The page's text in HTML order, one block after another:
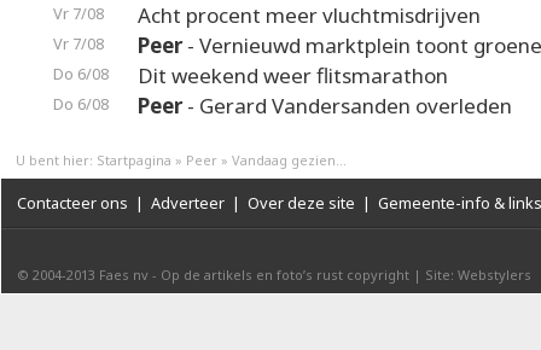
Vr 7/08 Acht procent meer vluchtmisdrijven
Vr 7/08 Peer- Vernieuwd marktplein toont
Do 6/08 Dit weekend weer flitsmarathon
Do 6/08 Peer- Gerard Vandersanden overleden
U bent hier: Startpagina » Peer » Vandaag gezien...
Contacteer ons | Adverteer | Over deze site | Gemeente-info & links
© 2004-2013 Faes nv - Op de artikels en foto’s rust copyright | Site: Webstylers